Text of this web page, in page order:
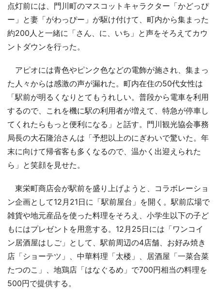
点灯前には、門川町のマスコットキャラクター「かどっぴ
ー」と妻「がわっぴー」が駆け付けて、町内から集まった
約200人と一緒に「さん、に、いち」と声をそろえてカウ
ントダウンを行った。
アピオには青色やピンク色などの電飾が施され、集まっ
た人々からは感激の声が漏れた。町内在住の50代女性は
「駅前が明るくなりとてもうれしい。普段から電車を利用
するので、これを機に駅の利用者が増えて、特急が停車し
てくれたらもっと便利になる」と話す。門川観光協会事務
局長の大石隆治さんは「予想以上のにぎわいで驚いた。年
末に向けて帰省客も多くなるので、温かく出迎えられた
ら」と笑顔を見せた。
東栄町商店会が駅前を盛り上げようと、コラボレーショ
ン企画として12月21日に「駅前屋台」を開く。駅前広場で
雑貨や地元産品を使った料理をそろえ、小学生以下の子ど
もにはプレゼントを用意する。12月25日には「ワンコイ
ン居酒屋はしご」として、駅前周辺の4店舗、お好み焼き
店「ショーテツ」、中華料理「太楼」、居酒屋「一菜合菜
たつのこ」、地鶏店「はなぐるめ」で700円相当の料理を
500円で提供する。